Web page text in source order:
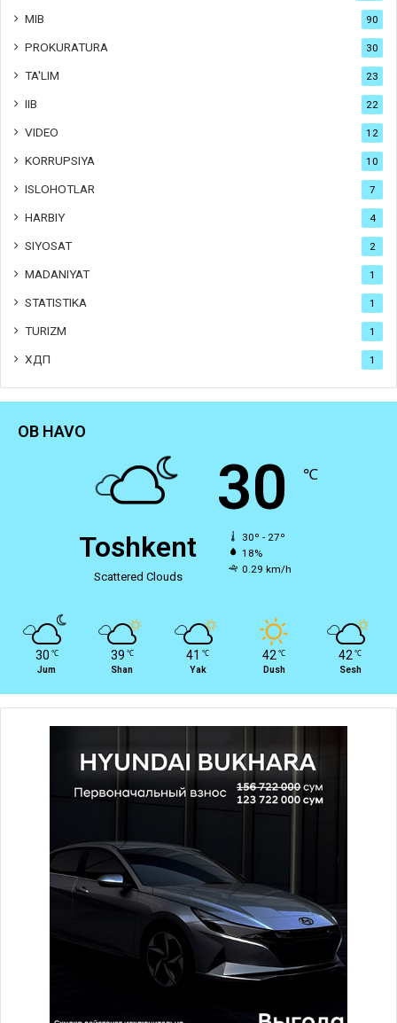
MIB 90
PROKURATURA 30
TA'LIM 23
IIB 22
VIDEO 12
KORRUPSIYA 10
ISLOHOTLAR 7
HARBIY 4
SIYOSAT 2
MADANIYAT 1
STATISTIKA 1
TURIZM 1
ХДП 1
OB HAVO
Toshkent
Scattered Clouds
30 ℃
30º - 27º
18%
0.29 km/h
30 ℃
Jum
39 ℃
Shan
41 ℃
Yak
42 ℃
Dush
42 ℃
Sesh